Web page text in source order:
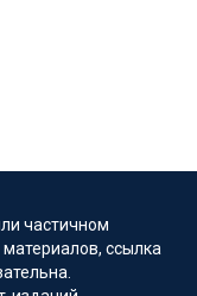
частичном
ссылка